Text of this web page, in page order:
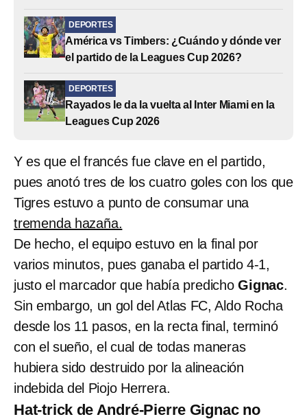
DEPORTES
América vs Timbers: ¿Cuándo y dónde ver
el partido de la Leagues Cup 2026?
DEPORTES
Rayados le da la vuelta al Inter Miami en la
Leagues Cup 2026
Y es que el francés fue clave en el partido,
pues anotó tres de los cuatro goles con los que
Tigres estuvo a punto de consumar una
tremenda hazaña.
De hecho, el equipo estuvo en la final por
varios minutos, pues ganaba el partido 4-1,
justo el marcador que había predichoGignac.
Sin embargo, un gol del Atlas FC, Aldo Rocha
desde los 11 pasos, en la recta final, terminó
con el sueño, el cual de todas maneras
hubiera sido destruido por la alineación
indebida del Piojo Herrera.
Hat-trick de André-Pierre Gignac no